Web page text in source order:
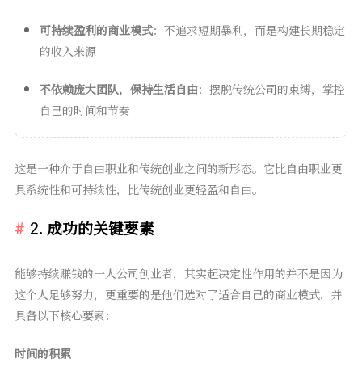
可持续盈利的商业模式：不追求短期暴利，而是构建长期稳定
的收入来源
不依赖庞大团队，保持生活自由：摆脱传统公司的束缚，掌控
自己的时间和节奏
这是一种介于自由职业和传统创业之间的新形态。它比自由职业更
具系统性和可持续性，比传统创业更轻盈和自由。
2. 成功的关键要素
能够持续赚钱的一人公司创业者，其实起决定性作用的并不是因为
这个人足够努力，更重要的是他们选对了适合自己的商业模式，并
具备以下核心要素：
时间的积累